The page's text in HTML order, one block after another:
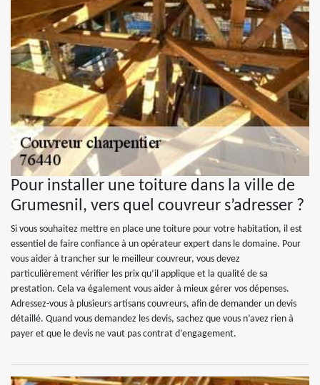
Pour installer une toiture dans la ville de
Grumesnil, vers quel couvreur s’adresser ?
Si vous souhaitez mettre en place une toiture pour votre habitation, il est
essentiel de faire confiance à un opérateur expert dans le domaine. Pour
vous aider à trancher sur le meilleur couvreur, vous devez
particulièrement vérifier les prix qu’il applique et la qualité de sa
prestation. Cela va également vous aider à mieux gérer vos dépenses.
Adressez-vous à plusieurs artisans couvreurs, afin de demander un devis
détaillé. Quand vous demandez les devis, sachez que vous n’avez rien à
payer et que le devis ne vaut pas contrat d’engagement.